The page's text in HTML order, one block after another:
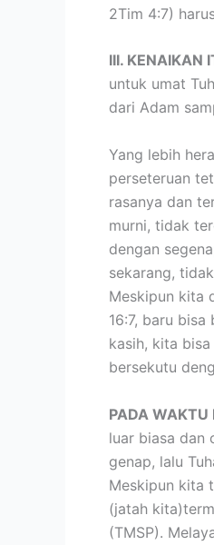
2Tim 4:7)
III. KENAIKAN
untuk umat
dari Adam
Yang lebih
perseteruan
rasanya dan
murni, tidak
dengan
sekarang,
Meskipun kita
16:7, baru
kasih, kita
bersekutu
PADA WAKTU
luar biasa dan
genap, lalu
Meskipun kita
(jatah
(TMSP).